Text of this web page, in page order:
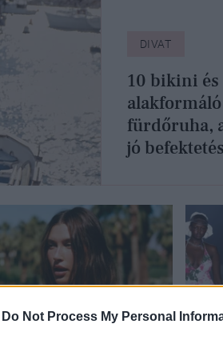
Do Not Process My Personal
DIVAT
10 bikini és
alakformáló
fürdőruha,
jó